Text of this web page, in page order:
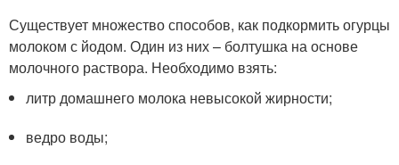
Существует множество способов, как подкормить огурцы
молоком с йодом. Один из них – болтушка на основе
молочного раствора. Необходимо взять:
литр домашнего молока невысокой жирности;
ведро воды;